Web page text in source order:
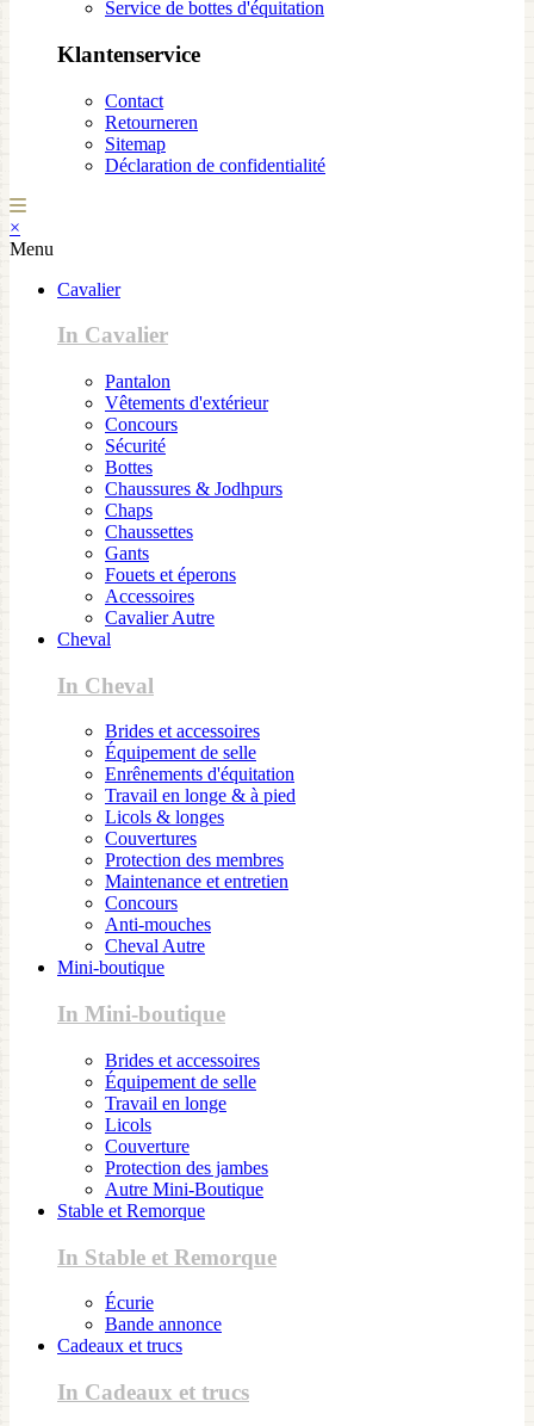
Service de bottes d'équitation
Klantenservice
Contact
Retourneren
Sitemap
Déclaration de confidentialité
×
Menu
Cavalier
In Cavalier
Pantalon
Vêtements d'extérieur
Concours
Sécurité
Bottes
Chaussures & Jodhpurs
Chaps
Chaussettes
Gants
Fouets et éperons
Accessoires
Cavalier Autre
Cheval
In Cheval
Brides et accessoires
Équipement de selle
Enrênements d'équitation
Travail en longe & à pied
Licols & longes
Couvertures
Protection des membres
Maintenance et entretien
Concours
Anti-mouches
Cheval Autre
Mini-boutique
In Mini-boutique
Brides et accessoires
Équipement de selle
Travail en longe
Licols
Couverture
Protection des jambes
Autre Mini-Boutique
Stable et Remorque
In Stable et Remorque
Écurie
Bande annonce
Cadeaux et trucs
In Cadeaux et trucs